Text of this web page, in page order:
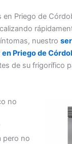
Priego de
nuestro
Priego de
de su frigorífico
no
pero no